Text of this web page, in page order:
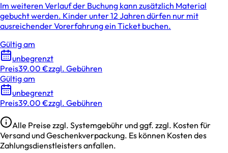
Im weiteren Verlauf der Buchung kann zusätzlich Material
gebucht werden. Kinder unter 12 Jahren dürfen nur mit
ausreichender Vorerfahrung ein Ticket buchen.
Gültig am
unbegrenzt
Preis39.00 €zzgl. Gebühren
Gültig am
unbegrenzt
Preis39.00 €zzgl. Gebühren
Alle Preise zzgl. Systemgebühr und ggf. zzgl. Kosten für
Versand und Geschenkverpackung. Es können Kosten des
Zahlungsdienstleisters anfallen.